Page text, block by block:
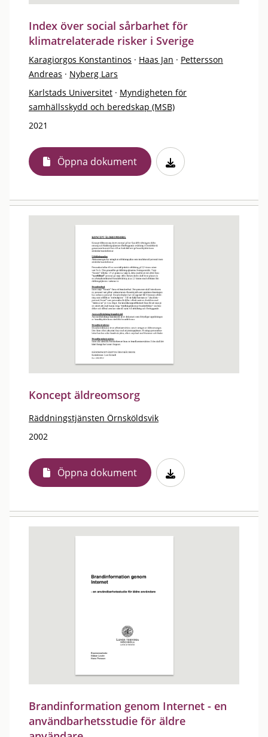
Index över social sårbarhet för
klimatrelaterade risker i Sverige
Karagiorgos Konstantinos · Haas Jan · Pettersson
Andreas · Nyberg Lars
Karlstads Universitet · Myndigheten för
samhällsskydd och beredskap (MSB)
2021
Öppna dokument
Koncept äldreomsorg
Räddningstjänsten Örnsköldsvik
2002
Öppna dokument
Brandinformation genom Internet - en
användbarhetsstudie för äldre